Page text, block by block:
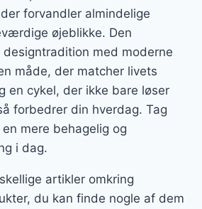
forvandler almindelige
øjeblikke. Den
med moderne
måde, der matcher livets
en cykel, der ikke bare løser
forbedrer din hverdag. Tag
mere behagelig og
i dag.
artikler omkring
du kan finde nogle af dem